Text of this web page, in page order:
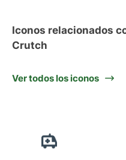
Iconos relacionados
Crutch
Ver todos los iconos